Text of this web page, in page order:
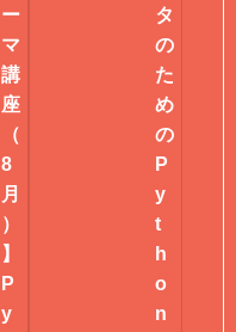
ー
マ
講
座
（
8
月
）
】
P
y
タ
の
た
め
の
P
y
t
h
o
n